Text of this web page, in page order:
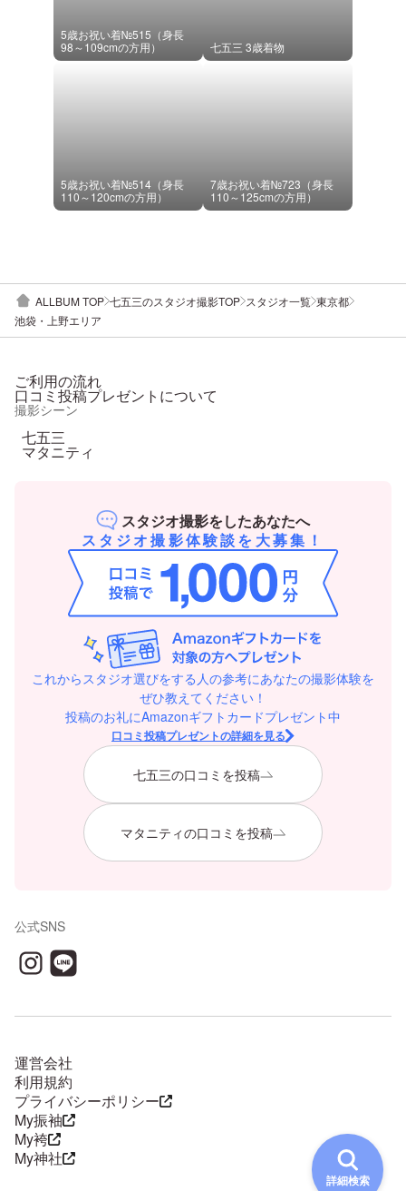
5歳お祝い着№515（身長
98～109cmの方用）
七五三 3歳着物
5歳お祝い着№514（身長
110～120cmの方用）
7歳お祝い着№723（身長
110～125cmの方用）
詳細検索
ALLBUM TOP 七五三のスタジオ撮影TOP スタジオ一覧 東京都
池袋・上野エリア
ご利用の流れ
口コミ投稿プレゼントについて
撮影シーン
七五三
マタニティ
スタジオ撮影をしたあなたへ
スタジオ撮影体験談を大募集！
これからスタジオ選びをする人の参考にあなたの撮影体験を
ぜひ教えてください！
投稿のお礼にAmazonギフトカードプレゼント中
口コミ投稿プレゼントの詳細を見る
七五三の口コミを投稿
マタニティの口コミを投稿
公式SNS
運営会社
利用規約
プライバシーポリシー
My振袖
My袴
My神社